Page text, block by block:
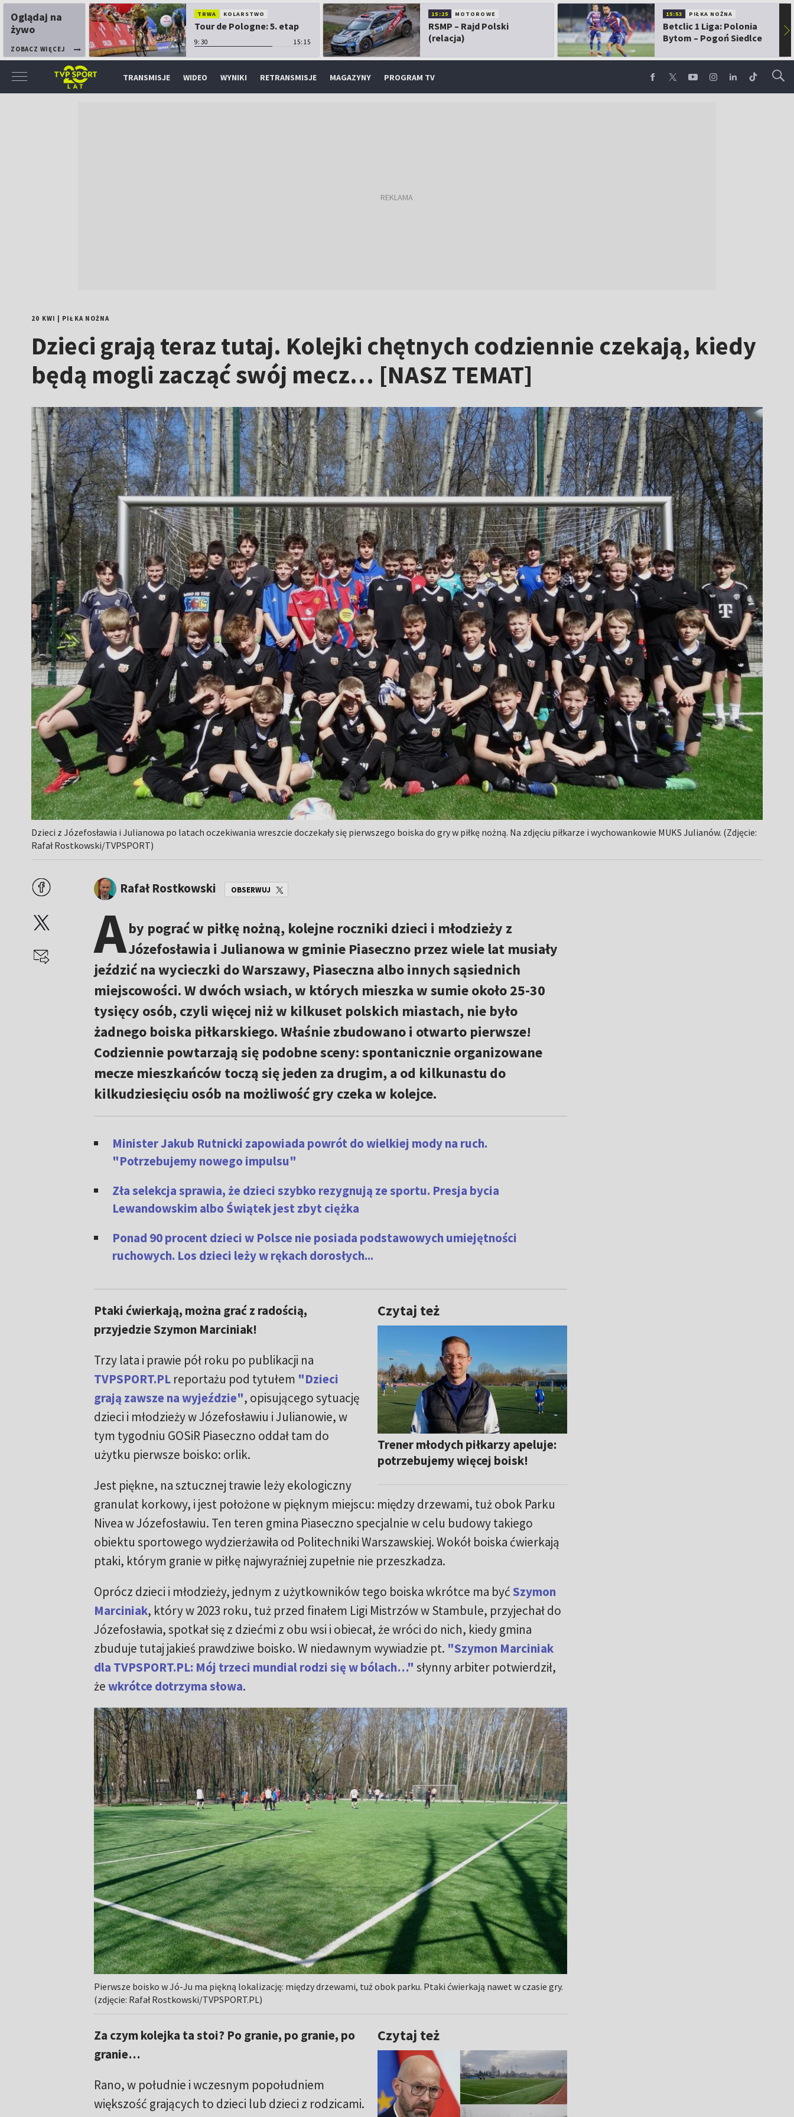
Oglądaj na
żywo
ZOBACZ WIĘCEJ
TRWA KOLARSTWO
Tour de Pologne: 5. etap
9:30 15:15
15:25 MOTOROWE
RSMP – Rajd Polski
(relacja)
15:53 PIŁKA NOŻNA
Betclic 1 Liga: Polonia
Bytom – Pogoń Siedlce
▶
TRANSMISJE WIDEO WYNIKI RETRANSMISJE MAGAZYNY PROGRAM TV
20 KWI PIŁKA NOŻNA
Dzieci grają teraz tutaj. Kolejki chętnych codziennie czekają, kiedy
będą mogli zacząć swój mecz… [NASZ TEMAT]
Dzieci z Józefosławia i Julianowa po latach oczekiwania wreszcie doczekały się pierwszego boiska do gry w piłkę nożną. Na zdjęciu piłkarze i wychowankowie MUKS Julianów. (Zdjęcie:
Rafał Rostkowski/TVPSPORT)
Rafał Rostkowski OBSERWUJ
Aby pograć w piłkę nożną, kolejne roczniki dzieci i młodzieży z
Józefosławia i Julianowa w gminie Piaseczno przez wiele lat musiały
jeździć na wycieczki do Warszawy, Piaseczna albo innych sąsiednich
miejscowości. W dwóch wsiach, w których mieszka w sumie około 25-30
tysięcy osób, czyli więcej niż w kilkuset polskich miastach, nie było
żadnego boiska piłkarskiego. Właśnie zbudowano i otwarto pierwsze!
Codziennie powtarzają się podobne sceny: spontanicznie organizowane
mecze mieszkańców toczą się jeden za drugim, a od kilkunastu do
kilkudziesięciu osób na możliwość gry czeka w kolejce.
Minister Jakub Rutnicki zapowiada powrót do wielkiej mody na ruch.
"Potrzebujemy nowego impulsu"
Zła selekcja sprawia, że dzieci szybko rezygnują ze sportu. Presja bycia
Lewandowskim albo Świątek jest zbyt ciężka
Ponad 90 procent dzieci w Polsce nie posiada podstawowych umiejętności
ruchowych. Los dzieci leży w rękach dorosłych...
Czytaj też
Trener młodych piłkarzy apeluje:
potrzebujemy więcej boisk!
Ptaki ćwierkają, można grać z radością,
przyjedzie Szymon Marciniak!
Trzy lata i prawie pół roku po publikacji na
TVPSPORT.PLreportażu pod tytułem "Dzieci
grają zawsze na wyjeździe", opisującego sytuację
dzieci i młodzieży w Józefosławiu i Julianowie, w
tym tygodniu GOSiR Piaseczno oddał tam do
użytku pierwsze boisko: orlik.
Jest piękne, na sztucznej trawie leży ekologiczny
granulat korkowy, i jest położone w pięknym miejscu: między drzewami, tuż obok Parku
Nivea w Józefosławiu. Ten teren gmina Piaseczno specjalnie w celu budowy takiego
obiektu sportowego wydzierżawiła od Politechniki Warszawskiej. Wokół boiska ćwierkają
ptaki, którym granie w piłkę najwyraźniej zupełnie nie przeszkadza.
Oprócz dzieci i młodzieży, jednym z użytkowników tego boiska wkrótce ma być Szymon
Marciniak, który w 2023 roku, tuż przed finałem Ligi Mistrzów w Stambule, przyjechał do
Józefosławia, spotkał się z dziećmi z obu wsi i obiecał, że wróci do nich, kiedy gmina
zbuduje tutaj jakieś prawdziwe boisko. W niedawnym wywiadzie pt. "Szymon Marciniak
dla TVPSPORT.PL: Mój trzeci mundial rodzi się w bólach…" słynny arbiter potwierdził,
żewkrótce dotrzyma słowa.
Pierwsze boisko w Jó-Ju ma piękną lokalizację: między drzewami, tuż obok parku. Ptaki ćwierkają nawet w czasie gry.
(zdjęcie: Rafał Rostkowski/TVPSPORT.PL)
Czytaj też
Za czym kolejka ta stoi? Po granie, po granie, po
granie…
Rano, w południe i wczesnym popołudniem
większość grających to dzieci lub dzieci z rodzicami.